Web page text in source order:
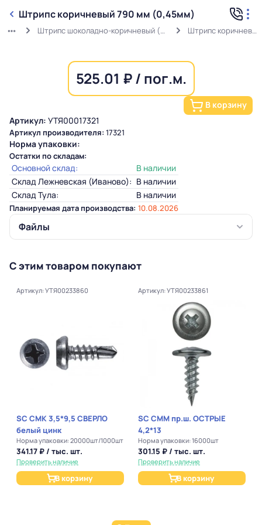
Штрипс коричневый 790 мм (0,45мм)
Штрипс шоколадно-коричневый (0,45мм) RAL 8017 в защитной пленке Штрипс коричневый 790 мм (0,45мм)
525.01 ₽ / пог.м.
В корзину
Артикул: УТЯ00017321
Артикул производителя: 17321
Норма упаковки:
Остатки по складам:
Основной склад:
В наличии
Склад Лежневская (Иваново): В наличии
Склад Тула:
В наличии
Планируемая дата производства: 10.08.2026
Файлы
С этим товаром покупают
Артикул: УТЯ00233860
SC СМК 3,5*9,5 СВЕРЛО
белый цинк
Норма упаковки: 20000шт/1000шт
341.17 ₽ / тыс. шт.
Проверить наличие
В корзину
Артикул: УТЯ00233861
SC СММ пр.ш. ОСТРЫЕ
4,2*13
Норма упаковки: 16000шт
301.15 ₽ / тыс. шт.
Проверить наличие
В корзину